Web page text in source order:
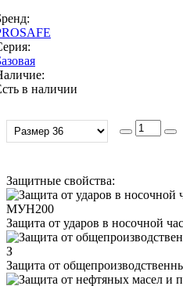
в наличии
Защитные свойства:
МУН200
Защита от ударов в носочной
З
Защита от